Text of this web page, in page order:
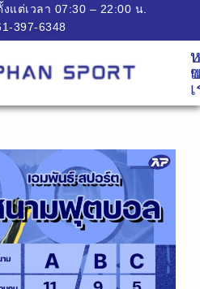
แต่เวลา 07:30 – 22:00 น.​
397-6348